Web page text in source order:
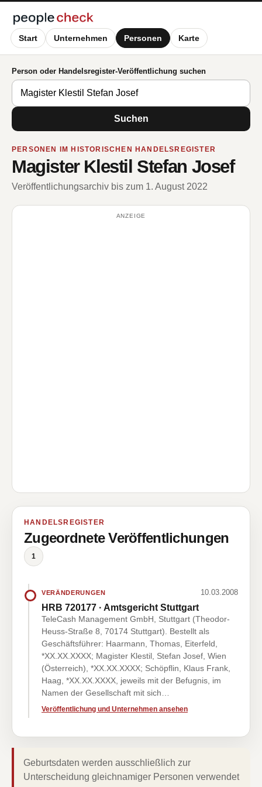
Start Unternehmen Personen Karte
Person oder Handelsregister-Veröffentlichung suchen
Suchen
PERSONEN IM HISTORISCHEN HANDELSREGISTER
Magister Klestil Stefan Josef
Veröffentlichungsarchiv bis zum 1. August 2022
ANZEIGE
HANDELSREGISTER
Zugeordnete Veröffentlichungen
1
VERÄNDERUNGEN 10.03.2008
HRB 720177 · Amtsgericht Stuttgart
TeleCash Management GmbH, Stuttgart (Theodor-
Heuss-Straße 8, 70174 Stuttgart). Bestellt als
Geschäftsführer: Haarmann, Thomas, Eiterfeld,
*XX.XX.XXXX; Magister Klestil, Stefan Josef, Wien
(Österreich), *XX.XX.XXXX; Schöpflin, Klaus Frank,
Haag, *XX.XX.XXXX, jeweils mit der Befugnis, im
Namen der Gesellschaft mit sich…
Veröffentlichung und Unternehmen ansehen
Geburtsdaten werden ausschließlich zur
Unterscheidung gleichnamiger Personen verwendet